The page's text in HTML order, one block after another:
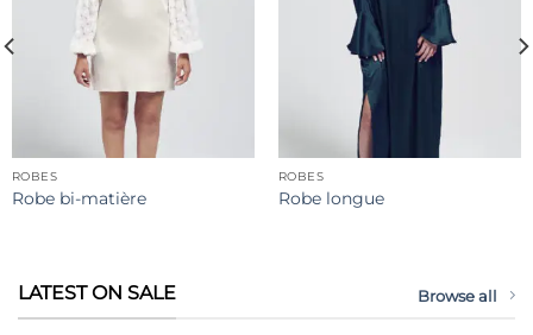
souhaits
ROBES
Robe bi-matière
souhaits
ROBES
Robe longue
LATEST ON SALE Browse all